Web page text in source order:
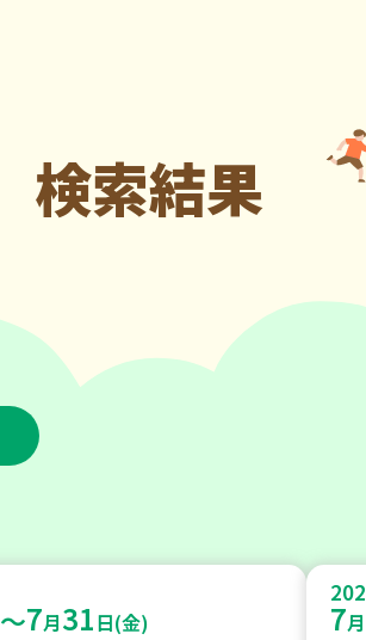
検索結果
～7月31日(金) 7月